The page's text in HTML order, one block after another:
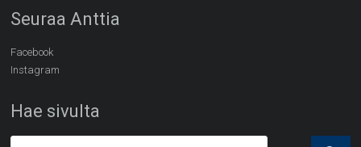
Seuraa Anttia
Facebook
Instagram
Hae sivulta